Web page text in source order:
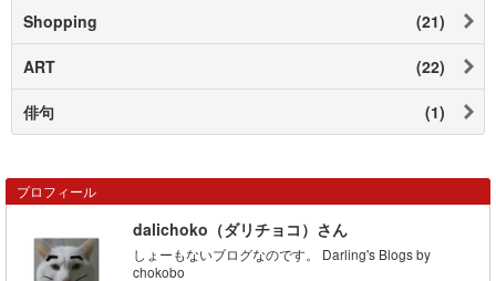
Shopping (21)
ART (22)
俳句 (1)
プロフィール
dalichoko（ダリチョコ）さん
しょーもないブログなのです。 Darling's Blogs by
chokobo